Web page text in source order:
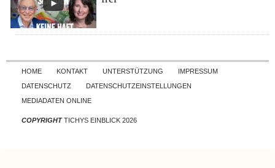
Skip to content
HOME KONTAKT UNTERSTÜTZUNG
IMPRESSUM
DATENSCHUTZ
DATENSCHUTZEINSTELLUNGEN
MEDIADATEN ONLINE
COPYRIGHTTICHYS EINBLICK 2026